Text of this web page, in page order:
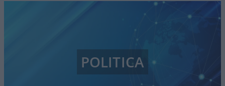
POLITICA